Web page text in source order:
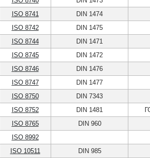
ISO 8741
DIN 1474
ISO 8742
DIN 1475
ISO 8744
DIN 1471
ISO 8745
DIN 1472
ISO 8746
DIN 1476
ISO 8747
DIN 1477
ISO 8750
DIN 7343
ISO 8752
DIN 1481
ISO 8765
DIN 960
ISO 8992
ISO 10511
DIN 985